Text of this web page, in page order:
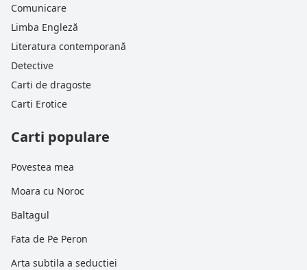
Comunicare
Limba Engleză
Literatura contemporană
Detective
Carti de dragoste
Carti Erotice
Carti populare
Povestea mea
Moara cu Noroc
Baltagul
Fata de Pe Peron
Arta subtila a seductiei